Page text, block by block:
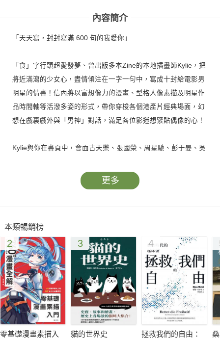
內容簡介
「天天寫，封封寫滿 600 句的我愛你」
「食」字行頭超愛發夢、曾出版多本Zine的本地插畫師Kylie，把
將近滿瀉的少女心，盡情傾注在一字一句中，寫成十封給電影男
明星的情書！信內將以富想像力的漫畫、型格人像素描及明星作
品時間軸等活潑多姿的形式，帶你穿梭各個港產片經典場面，幻
想在戲裏戲外與「男神」對話，滿足各位影迷想緊貼偶像的心！
Kylie與你在書頁中，會面古天樂、張國榮、周星馳、彭于晏、吳
「她有說過，不能給她戀愛感覺的明星她畫不出來，所以這本書
更多
本類暢銷榜
2
零基礎漫畫素描入
3
貓的世界史
4
拯救我們的自由：